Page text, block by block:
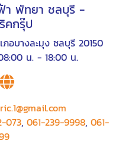
า พัทยา ชลบุรี -
คกรุ๊ป
อบางละมุง ชลบุรี 20150
น. - 18:00 น.
073, 061-239-9998, 061-